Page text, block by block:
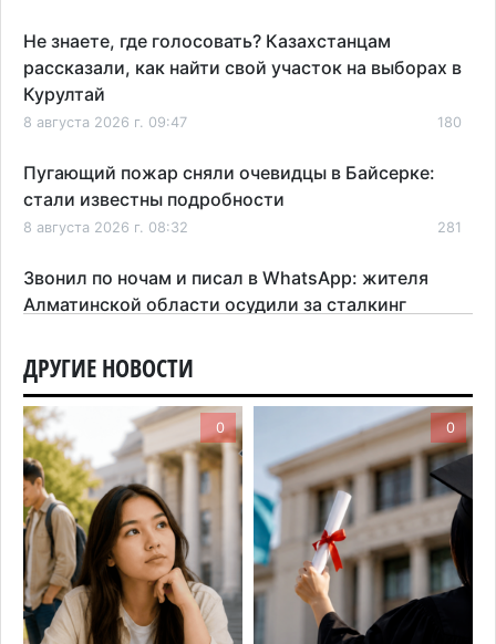
Не знаете, где голосовать? Казахстанцам
рассказали, как найти свой участок на выборах в
Курултай
8 августа 2026 г. 09:47 180
Пугающий пожар сняли очевидцы в Байсерке:
стали известны подробности
8 августа 2026 г. 08:32 281
Звонил по ночам и писал в WhatsApp: жителя
Алматинской области осудили за сталкинг
На фоне строительного бума в Алматинской
области приостановили лицензии 149 компаний
7 августа 2026 г. 16:57 167
Казахстанские абитуриенты узнали, кто получил
образовательные гранты
7 августа 2026 г. 15:24 225
Онкопациентов в Алматинской области лечат в
морских контейнерах
ДРУГИЕ НОВОСТИ
0 0